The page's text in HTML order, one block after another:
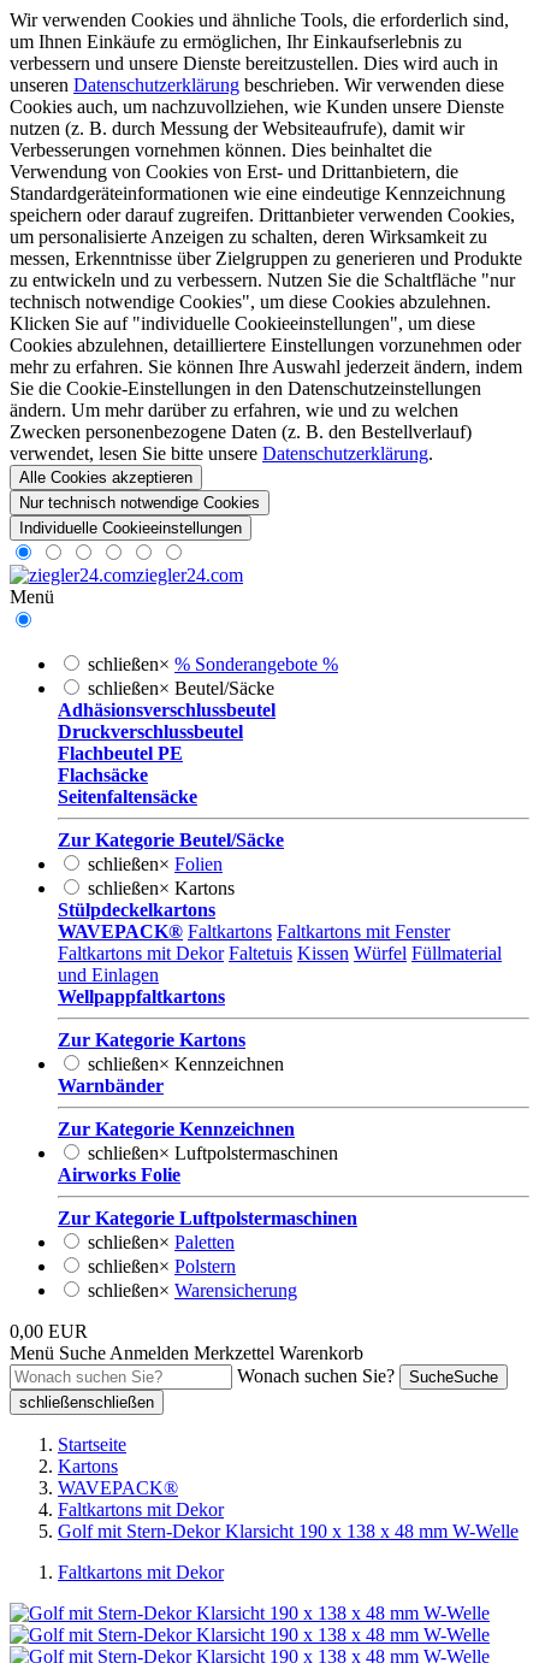
Wir verwenden Cookies und ähnliche Tools, die erforderlich sind,
um Ihnen Einkäufe zu ermöglichen, Ihr Einkaufserlebnis zu
verbessern und unsere Dienste bereitzustellen. Dies wird auch in
unseren Datenschutzerklärung beschrieben. Wir verwenden diese
Cookies auch, um nachzuvollziehen, wie Kunden unsere Dienste
nutzen (z. B. durch Messung der Websiteaufrufe), damit wir
Verbesserungen vornehmen können. Dies beinhaltet die
Verwendung von Cookies von Erst- und Drittanbietern, die
Standardgeräteinformationen wie eine eindeutige Kennzeichnung
speichern oder darauf zugreifen. Drittanbieter verwenden Cookies,
um personalisierte Anzeigen zu schalten, deren Wirksamkeit zu
messen, Erkenntnisse über Zielgruppen zu generieren und Produkte
zu entwickeln und zu verbessern. Nutzen Sie die Schaltfläche "nur
technisch notwendige Cookies", um diese Cookies abzulehnen.
Klicken Sie auf "individuelle Cookieeinstellungen", um diese
Cookies abzulehnen, detailliertere Einstellungen vorzunehmen oder
mehr zu erfahren. Sie können Ihre Auswahl jederzeit ändern, indem
Sie die Cookie-Einstellungen in den Datenschutzeinstellungen
ändern. Um mehr darüber zu erfahren, wie und zu welchen
Zwecken personenbezogene Daten (z. B. den Bestellverlauf)
verwendet, lesen Sie bitte unsere Datenschutzerklärung.
Alle Cookies akzeptieren
Nur technisch notwendige Cookies
Individuelle Cookieeinstellungen
ziegler24.com
Menü
schließen× % Sonderangebote %
schließen× Beutel/Säcke
Adhäsionsverschlussbeutel
Druckverschlussbeutel
Flachbeutel PE
Flachsäcke
Seitenfaltensäcke
Zur Kategorie Beutel/Säcke
schließen× Folien
schließen× Kartons
Stülpdeckelkartons
WAVEPACK® Faltkartons Faltkartons mit Fenster
Faltkartons mit Dekor Faltetuis Kissen Würfel Füllmaterial
und Einlagen
Wellpappfaltkartons
Zur Kategorie Kartons
schließen× Kennzeichnen
Warnbänder
Zur Kategorie Kennzeichnen
schließen× Luftpolstermaschinen
Airworks Folie
Zur Kategorie Luftpolstermaschinen
schließen× Paletten
schließen× Polstern
schließen× Warensicherung
0,00 EUR
Menü Suche Anmelden Merkzettel Warenkorb
Wonach suchen Sie?
SucheSuche
schließenschließen
Startseite
Kartons
WAVEPACK®
Faltkartons mit Dekor
Golf mit Stern-Dekor Klarsicht 190 x 138 x 48 mm W-Welle
Faltkartons mit Dekor